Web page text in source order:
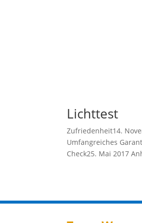
Lichttest
Zufriedenheit14.
Umfangreiches
Check25. Mai 2017